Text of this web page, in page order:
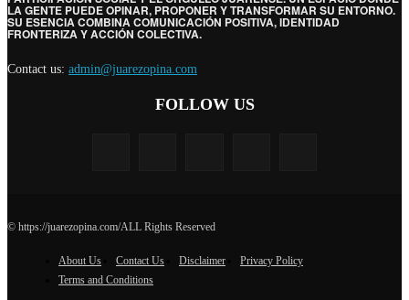
LA GENTE PUEDE OPINAR, PROPONER Y TRANSFORMAR SU ENTORNO.
SU ESENCIA COMBINA COMUNICACIÓN POSITIVA, IDENTIDAD
FRONTERIZA Y ACCIÓN COLECTIVA.
Contact us: admin@juarezopina.com
FOLLOW US
© https://juarezopina.com/ALL Rights Reserved
About Us Contact Us Disclaimer
Privacy Policy
Terms and Conditions